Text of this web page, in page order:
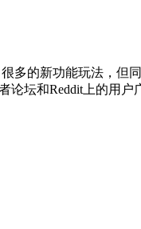
多的新功能玩法，但
坛和Reddit上的用